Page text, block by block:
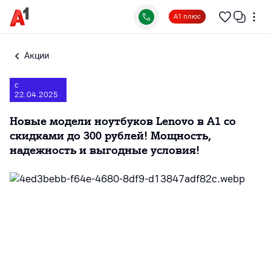
А1 плюс
Акции
с
22.04.2025
Новые модели ноутбуков Lenovo в А1 со
скидками до 300 рублей! Мощность,
надежность и выгодные условия!